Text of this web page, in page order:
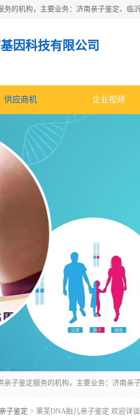
因科技有限公司
供应商机 企业视频
子鉴定 > 莱芜DNA胎儿亲子鉴定 欢迎详谈